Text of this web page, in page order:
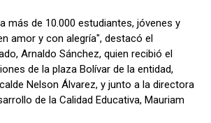
más de 10.000 estudiantes, jóvenes y
amor y con alegría", destacó el
Arnaldo Sánchez, quien recibió el
de la plaza Bolívar de la entidad,
Nelson Álvarez, y junto a la directora
de la Calidad Educativa, Mauriam